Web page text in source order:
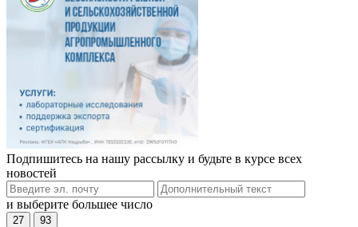
Подпишитесь на нашу рассылку и будьте в курсе всех
новостей
и выберите большее число
27 93